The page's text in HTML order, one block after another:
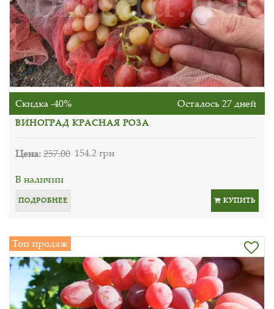
Скидка -40% Осталось 27 дней
ВИНОГРАД КРАСНАЯ РОЗА
Цена:257.00 154.2 грн
В наличии
ПОДРОБНЕЕ КУПИТЬ
Топ продаж